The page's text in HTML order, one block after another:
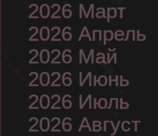
2026 Март
2026 Апрель
2026 Май
2026 Июнь
2026 Июль
2026 Август